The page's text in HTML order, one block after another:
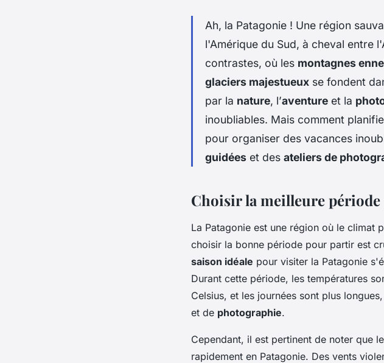
Ah, la Patagonie ! Une région
l'Amérique du Sud, à cheval entre
contrastes, où les montagnes
glaciers majestueux se fondent
par la nature, l’aventure et la
inoubliables. Mais comment
pour organiser des vacances
guidées et des ateliers de
Choisir la meilleure
La Patagonie est une région où le climat
choisir la bonne période pour partir est
saison idéale pour visiter la Patagonie
Durant cette période, les températures
Celsius, et les journées sont plus
et de photographie.
Cependant, il est pertinent de noter que
rapidement en Patagonie. Des vents